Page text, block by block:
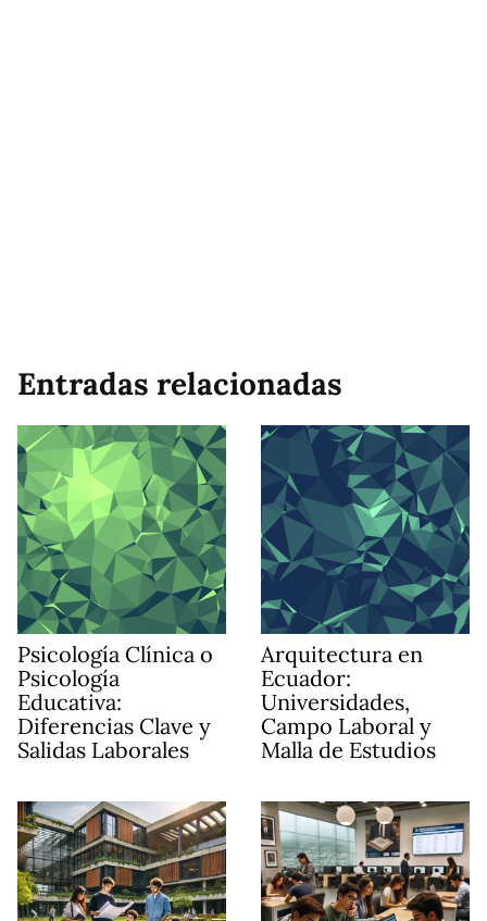
Entradas relacionadas
Psicología Clínica o
Psicología
Educativa:
Diferencias Clave y
Salidas Laborales
Arquitectura en
Ecuador:
Universidades,
Campo Laboral y
Malla de Estudios